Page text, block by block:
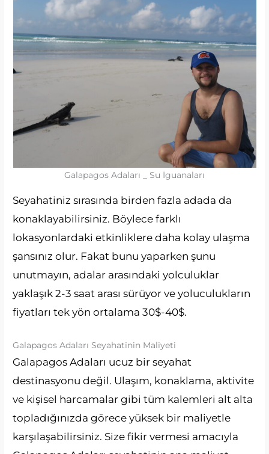
Galapagos Adaları _ Su İguanaları
Seyahatiniz sırasında birden fazla adada da
konaklayabilirsiniz. Böylece farklı
lokasyonlardaki etkinliklere daha kolay ulaşma
şansınız olur. Fakat bunu yaparken şunu
unutmayın, adalar arasındaki yolculuklar
yaklaşık 2-3 saat arası sürüyor ve yoluculukların
fiyatları tek yön ortalama 30$-40$.
Galapagos Adaları Seyahatinin Maliyeti
Galapagos Adaları ucuz bir seyahat
destinasyonu değil. Ulaşım, konaklama, aktivite
ve kişisel harcamalar gibi tüm kalemleri alt alta
topladığınızda görece yüksek bir maliyetle
karşılaşabilirsiniz. Size fikir vermesi amacıyla